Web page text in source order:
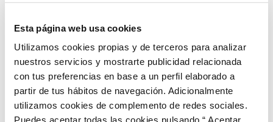
Esta página web usa cookies
Utilizamos cookies propias y de terceros para analizar
nuestros servicios y mostrarte publicidad relacionada
con tus preferencias en base a un perfil elaborado a
partir de tus hábitos de navegación. Adicionalmente
utilizamos cookies de complemento de redes sociales.
Puedes aceptar todas las cookies pulsando “ Aceptar
Página 16 de 33
Anterior